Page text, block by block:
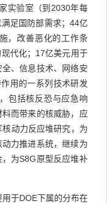
实验室（到 2030年每
足国防部需求； 44亿
，改善恶化的工作条
代化； 17亿美元用于
、信息技术、网络安
用的一系列技术研发
包括核反恐与应急响
而带来的核威胁，应
动力反应堆研究，为
力推进系统，继续为
，为S8G原型反应堆补
用于DOE下属的分布在